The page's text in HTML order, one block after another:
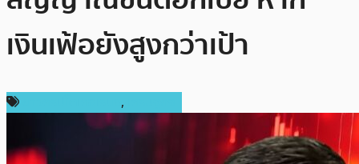
เงินเฟ้อยังสูงกว่าเป้า
,